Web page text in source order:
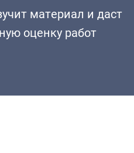
материал и даст
оценку работ